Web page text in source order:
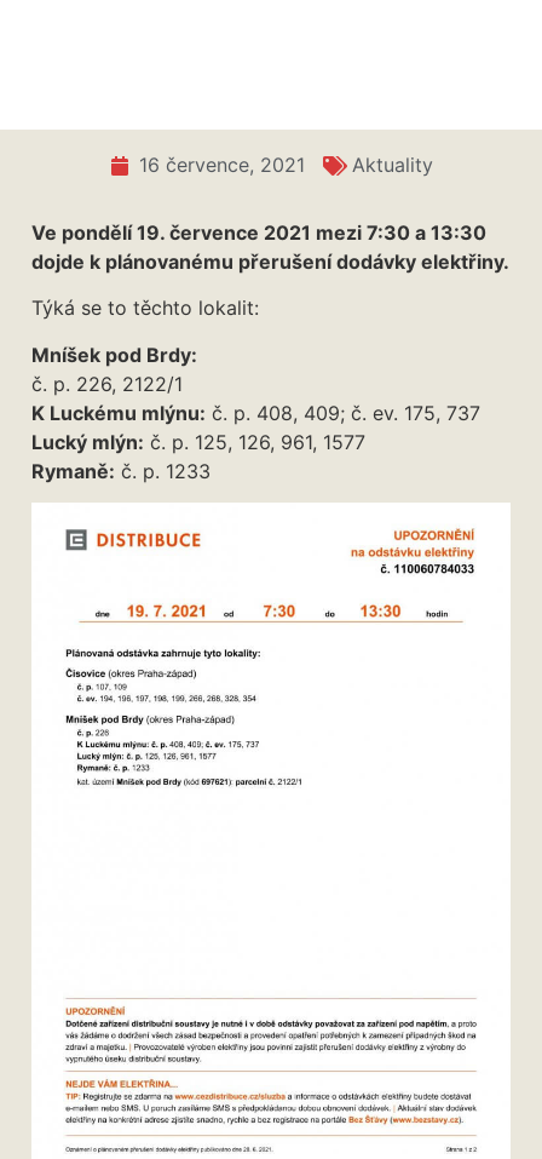
16 července, 2021 Aktuality
Ve pondělí 19. července 2021 mezi 7:30 a 13:30
dojde k plánovanému přerušení dodávky elektřiny.
Týká se to těchto lokalit:
Mníšek pod Brdy:
č. p. 226, 2122/1
K Luckému mlýnu: č. p. 408, 409; č. ev. 175, 737
Lucký mlýn: č. p. 125, 126, 961, 1577
Rymaně: č. p. 1233